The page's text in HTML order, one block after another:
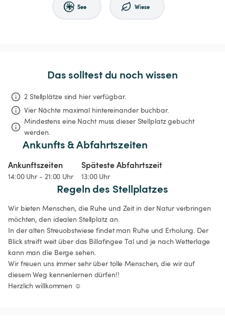
See Wiese
Das solltest du noch wissen
2 Stellplätze sind hier verfügbar.
Vier Nächte maximal hintereinander buchbar.
Mindestens eine Nacht muss dieser Stellplatz gebucht
werden.
Ankunfts & Abfahrtszeiten
Ankunftszeiten
14:00 Uhr - 21:00 Uhr
Späteste Abfahrtszeit
13:00 Uhr
Regeln des Stellplatzes
Wir bieten Menschen, die Ruhe und Zeit in der Natur verbringen
möchten, den idealen Stellplatz an.
In der alten Streuobstwiese findet man Ruhe und Erholung. Der
Blick streift weit über das Billafingee Tal und je nach Wetterlage
kann man die Berge sehen.
Wir freuen uns immer sehr über tolle Menschen, die wir auf
diesem Weg kennenlernen dürfen!!